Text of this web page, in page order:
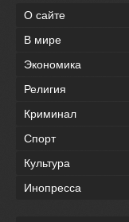
О сайте
В мире
Экономика
Религия
Криминал
Спорт
Культура
Инопресса